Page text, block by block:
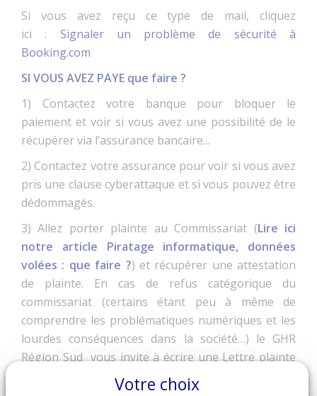
Si vous avez reçu ce type de mail, cliquez
ici : Signaler un problème de sécurité à
Booking.com
SI VOUS AVEZ PAYE que faire ?
1) Contactez votre banque pour bloquer le
paiement et voir si vous avez une possibilité de le
récupérer via l’assurance bancaire...
2) Contactez votre assurance pour voir si vous avez
pris une clause cyberattaque et si vous pouvez être
dédommagés.
3) Allez porter plainte au Commissariat (Lire ici
notre article Piratage informatique, données
volées : que faire ?) et récupérer une attestation
de plainte. En cas de refus catégorique du
commissariat (certains étant peu à même de
comprendre les problématiques numériques et les
lourdes conséquences dans la société…) le GHR
Région Sud vous invite à écrire une Lettre plainte
au Procureur de la République.
Votre choix